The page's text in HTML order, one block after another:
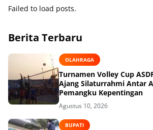
Failed to load posts.
Berita Terbaru
OLAHRAGA
Turnamen Volley Cup
Ajang Silaturrahmi Antar
Pemangku Kepentingan
Agustus 10, 2026
BUPATI